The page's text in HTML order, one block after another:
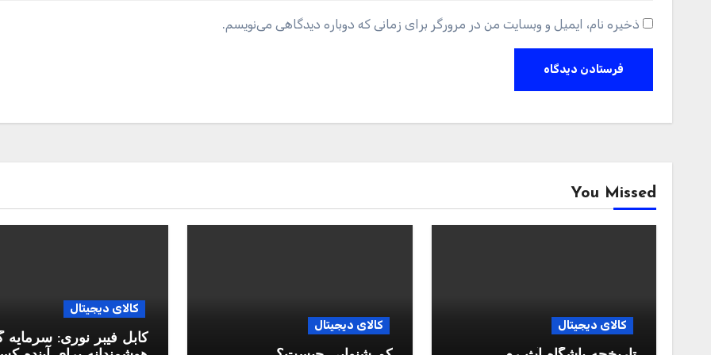
ذخیره نام، ایمیل و وبسایت من در مرورگر برای زمانی که دوباره دیدگاهی می‌نویسم.
You Missed
کالای دیجیتال کالای دیجیتال
کالای دیجیتال
کابل فیبر نوری: سرمایه